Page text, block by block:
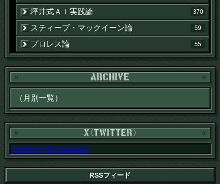
坪井式ＡＩ実践論 370
スティーブ・マックイーン論 59
プロレス論 55
Tweets by tosboistudio
RSSフィード